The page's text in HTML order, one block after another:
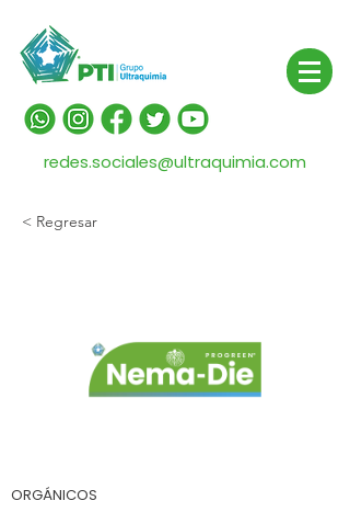
redes.sociales@ultraquimia.com
< Regresar
ORGÁNICOS